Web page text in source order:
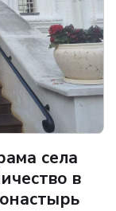
села
в